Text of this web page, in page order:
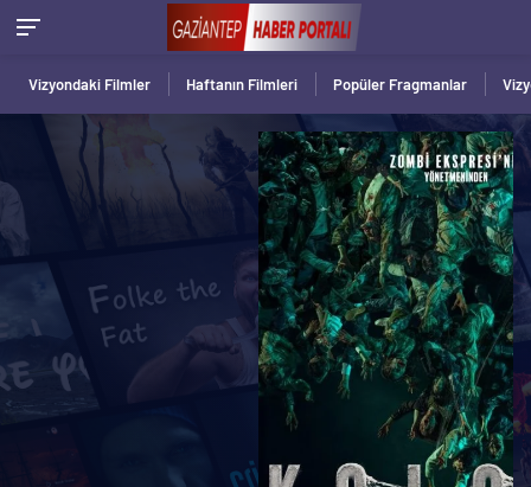
Vizyondaki Filmler Haftanın Filmleri Popüler Fragmanlar